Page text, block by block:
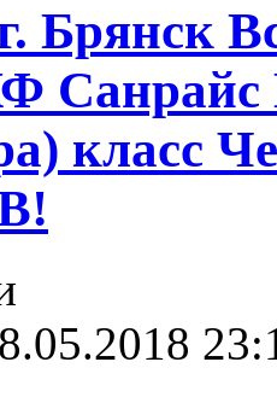
Брянск
класс